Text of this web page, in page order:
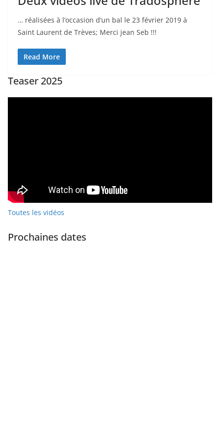
… réalisées à l’occasion d’un bal le 23 février 2019 à
Saint Laurent de Trèves; Merci jean Seb !!!
Read More
Teaser 2025
Toutes les vidéos
Prochaines dates